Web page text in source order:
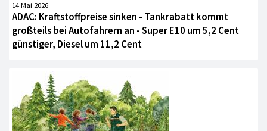
14 Mai 2026
ADAC: Kraftstoffpreise sinken - Tankrabatt kommt
großteils bei Autofahrern an - Super E10 um 5,2 Cent
günstiger, Diesel um 11,2 Cent